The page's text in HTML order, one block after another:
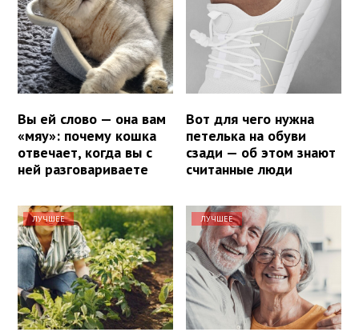
Вы ей слово — она вам
«мяу»: почему кошка
отвечает, когда вы с
ней разговариваете
Вот для чего нужна
петелька на обуви
сзади — об этом знают
считанные люди
ЛУЧШЕЕ ЛУЧШЕЕ